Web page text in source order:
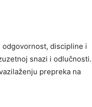
odgovornost, discipline i
snazi i odlučnosti.
prepreka na